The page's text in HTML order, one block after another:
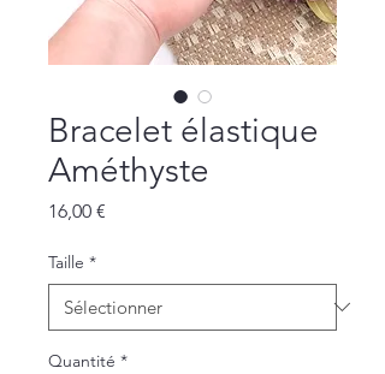
Bracelet élastique
Améthyste
16,00 €
Taille *
Quantité *